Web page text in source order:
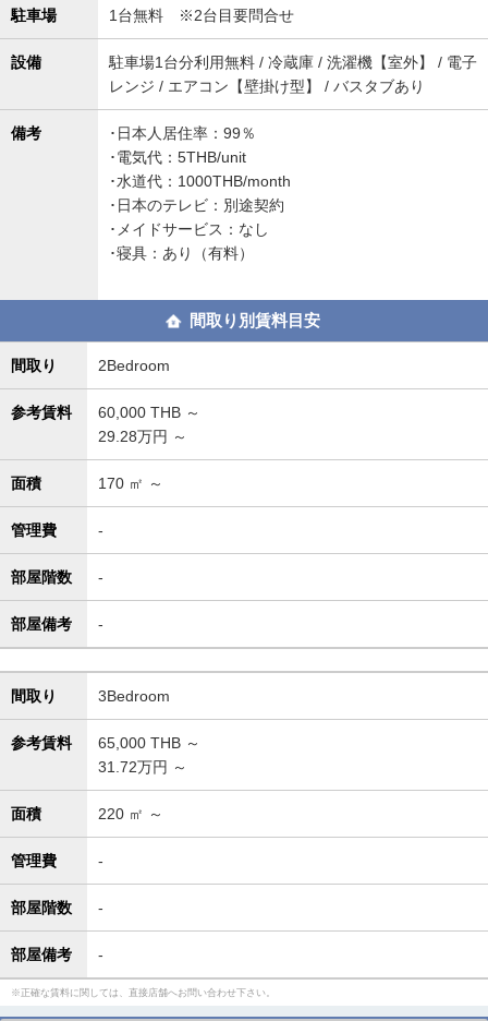
駐車場 1台無料 ※2台目要問合せ
設備
駐車場1台分利用無料 / 冷蔵庫 / 洗濯機【室外】 / 電子
レンジ / エアコン【壁掛け型】 / バスタブあり
備考
･日本人居住率：99％
･電気代：5THB/unit
･水道代：1000THB/month
･日本のテレビ：別途契約
･メイドサービス：なし
･寝具：あり（有料）
間取り別賃料目安
間取り 2Bedroom
参考賃料 60,000 THB ～
29.28万円 ～
面積 170 ㎡ ～
管理費 -
部屋階数 -
部屋備考 -
間取り 3Bedroom
参考賃料 65,000 THB ～
31.72万円 ～
面積 220 ㎡ ～
管理費 -
部屋階数 -
部屋備考 -
正確な賃料に関しては、直接店舗へお問い合わせ下さい。